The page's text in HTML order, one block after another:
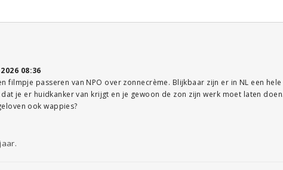
08:36
filmpje passeren van NPO over zonnecrème. Blijkbaar zijn er in NL een
je er huidkanker van krijgt en je gewoon de zon zijn werk moet laten doen.
ook wappies?